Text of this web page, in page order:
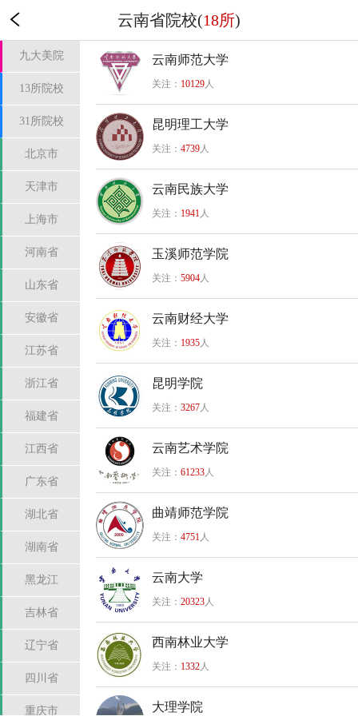
云南省院校(18所)
九大美院
13所院校
31所院校
北京市
天津市
上海市
河南省
山东省
安徽省
江苏省
浙江省
福建省
江西省
广东省
湖北省
湖南省
黑龙江
吉林省
辽宁省
四川省
重庆市
云南师范大学
关注： 10129人
昆明理工大学
关注： 4739人
云南民族大学
关注： 1941人
玉溪师范学院
关注： 5904人
云南财经大学
关注： 1935人
昆明学院
关注： 3267人
云南艺术学院
关注： 61233人
曲靖师范学院
关注： 4751人
云南大学
关注： 20323人
西南林业大学
关注： 1332人
大理学院